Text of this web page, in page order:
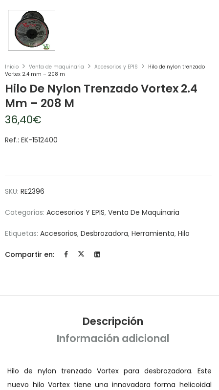
Inicio Venta de maquinaria Accesorios y EPIS
Hilo de nylon trenzado
Vortex 2.4 mm – 208 m
Hilo De Nylon Trenzado Vortex 2.4
Mm – 208 M
36,40€
Ref.: EK-1512400
SKU: RE2396
Categorías: Accesorios Y EPIS, Venta De Maquinaria
Etiquetas: Accesorios, Desbrozadora, Herramienta, Hilo
Compartir en:
Descripción
Información adicional
Hilo de nylon trenzado Vortex para desbrozadora. Este
nuevo hilo Vortex tiene una innovadora forma helicoidal